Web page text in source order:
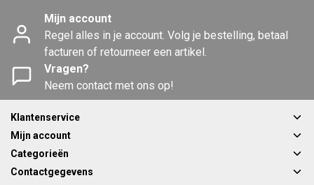
Mijn account
Regel alles in je account. Volg je bestelling, betaal
facturen of retourneer een artikel.
Vragen?
Neem contact met ons op!
Klantenservice
Mijn account
Categorieën
Contactgegevens